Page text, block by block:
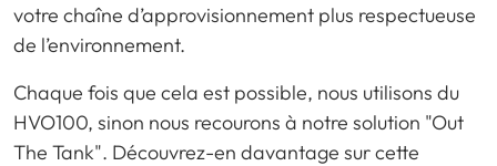
votre chaîne d’approvisionnement plus respectueuse
de l’environnement.
Chaque fois que cela est possible, nous utilisons du
HVO100, sinon nous recourons à notre solution "Out
The Tank". Découvrez-en davantage sur cette